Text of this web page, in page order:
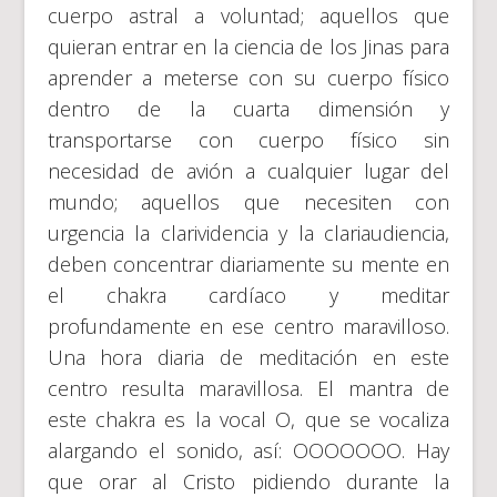
cuerpo astral a voluntad; aquellos que
quieran entrar en la ciencia de los Jinas para
aprender a meterse con su cuerpo físico
dentro de la cuarta dimensión y
transportarse con cuerpo físico sin
necesidad de avión a cualquier lugar del
mundo; aquellos que necesiten con
urgencia la clarividencia y la clariaudiencia,
deben concentrar diariamente su mente en
el chakra cardíaco y meditar
profundamente en ese centro maravilloso.
Una hora diaria de meditación en este
centro resulta maravillosa. El mantra de
este chakra es la vocal O, que se vocaliza
alargando el sonido, así: OOOOOOO. Hay
que orar al Cristo pidiendo durante la